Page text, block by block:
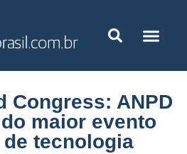
Congress: ANPD
maior evento
tecnologia